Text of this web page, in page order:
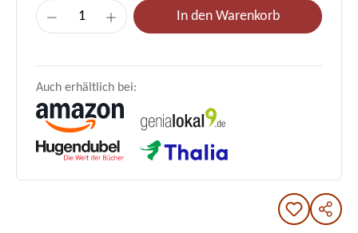
Produkt Anzahl: Gib den gewünschten
In den Warenkorb
Auch erhältlich bei: